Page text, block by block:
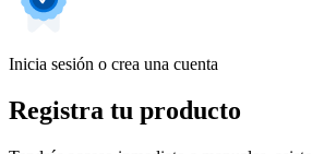
Inicia sesión o crea una cuenta
Registra tu producto